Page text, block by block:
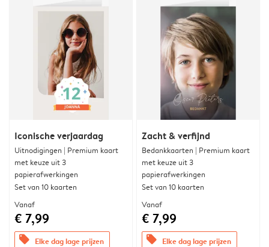
Iconische verjaardag
Uitnodigingen | Premium kaart
met keuze uit 3
papierafwerkingen
Set van 10 kaarten
Vanaf
€ 7,99
offers Elke dag lage prijzen
Zacht & verfijnd
Bedankkaarten | Premium kaart
met keuze uit 3
papierafwerkingen
Set van 10 kaarten
Vanaf
€ 7,99
offers Elke dag lage prijzen